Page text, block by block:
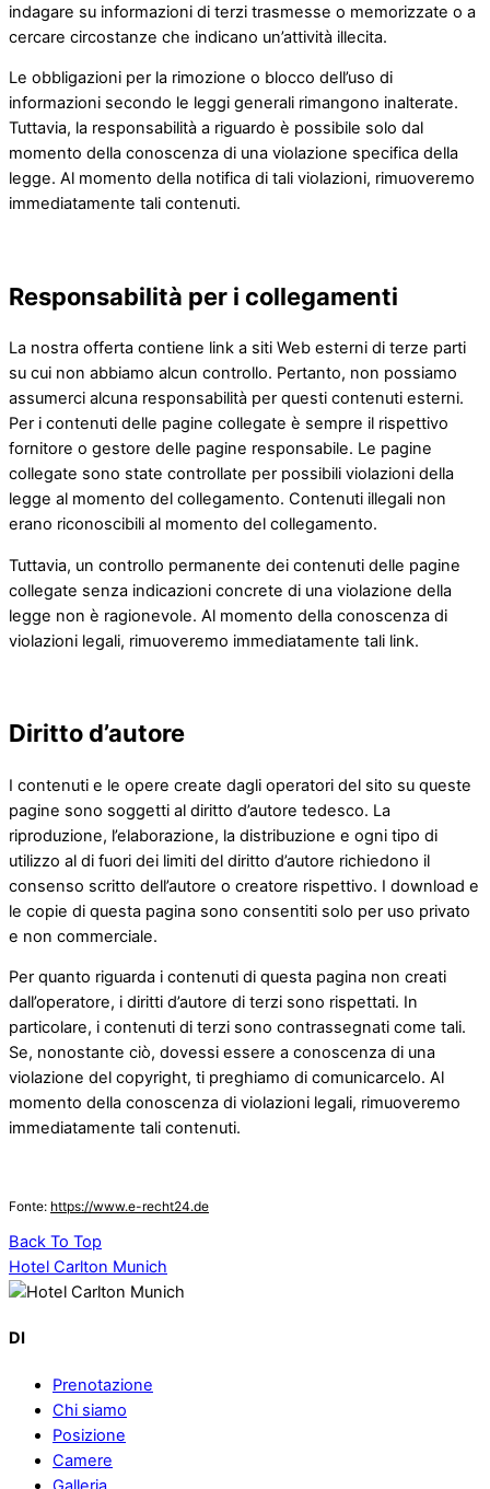
indagare su informazioni di terzi trasmesse o memorizzate o a
cercare circostanze che indicano un’attività illecita.
Le obbligazioni per la rimozione o blocco dell’uso di
informazioni secondo le leggi generali rimangono inalterate.
Tuttavia, la responsabilità a riguardo è possibile solo dal
momento della conoscenza di una violazione specifica della
legge. Al momento della notifica di tali violazioni, rimuoveremo
immediatamente tali contenuti.
Responsabilità per i collegamenti
La nostra offerta contiene link a siti Web esterni di terze parti
su cui non abbiamo alcun controllo. Pertanto, non possiamo
assumerci alcuna responsabilità per questi contenuti esterni.
Per i contenuti delle pagine collegate è sempre il rispettivo
fornitore o gestore delle pagine responsabile. Le pagine
collegate sono state controllate per possibili violazioni della
legge al momento del collegamento. Contenuti illegali non
erano riconoscibili al momento del collegamento.
Tuttavia, un controllo permanente dei contenuti delle pagine
collegate senza indicazioni concrete di una violazione della
legge non è ragionevole. Al momento della conoscenza di
violazioni legali, rimuoveremo immediatamente tali link.
Diritto d’autore
I contenuti e le opere create dagli operatori del sito su queste
pagine sono soggetti al diritto d’autore tedesco. La
riproduzione, l’elaborazione, la distribuzione e ogni tipo di
utilizzo al di fuori dei limiti del diritto d’autore richiedono il
consenso scritto dell’autore o creatore rispettivo. I download e
le copie di questa pagina sono consentiti solo per uso privato
e non commerciale.
Per quanto riguarda i contenuti di questa pagina non creati
dall’operatore, i diritti d’autore di terzi sono rispettati. In
particolare, i contenuti di terzi sono contrassegnati come tali.
Se, nonostante ciò, dovessi essere a conoscenza di una
violazione del copyright, ti preghiamo di comunicarcelo. Al
momento della conoscenza di violazioni legali, rimuoveremo
immediatamente tali contenuti.
Fonte: https://www.e-recht24.de
Back To Top
Hotel Carlton Munich
DI
Prenotazione
Chi siamo
Posizione
Camere